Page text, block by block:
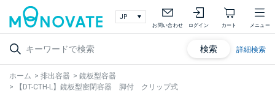
お問い合わせ ログイン カート メニュー
検索 詳細検索
ホーム > 排出容器 > 鏡板型容器
>
【DT-CTH-L】鏡板型密閉容器 脚付 クリップ式